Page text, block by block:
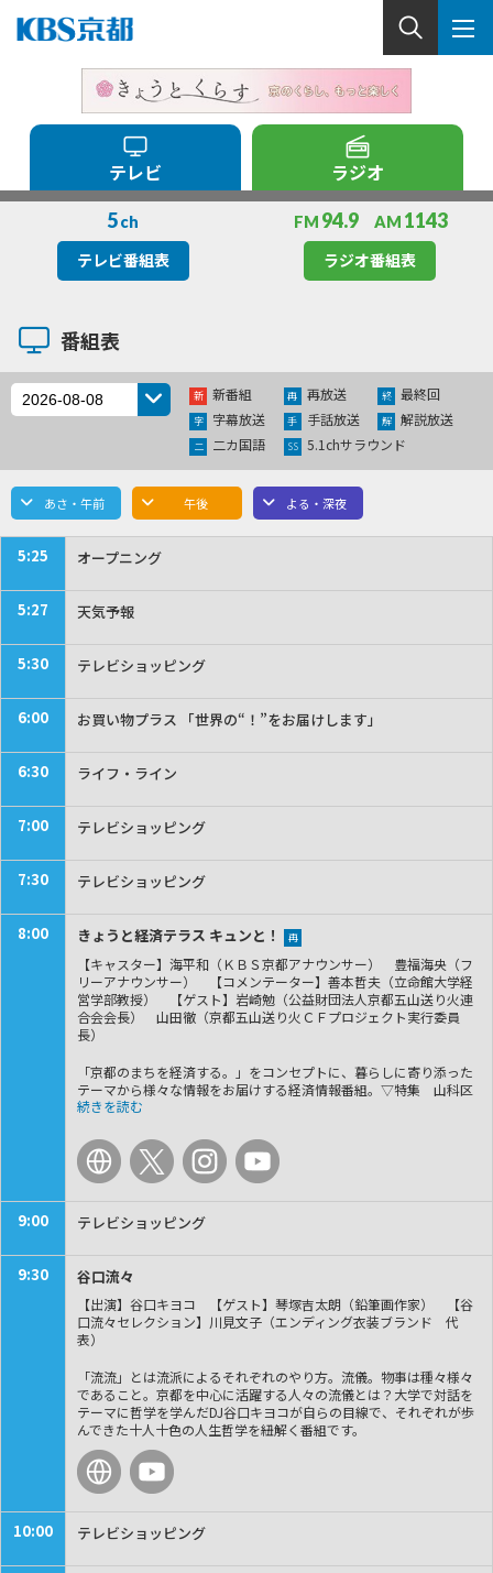
テレビ ラジオ
5 ch
テレビ番組表
FM 94.9 AM 1143
ラジオ番組表
番組表
新 新番組 再 再放送 終 最終回
字 字幕放送 手 手話放送 解 解説放送
二 二カ国語 SS 5.1chサラウンド
あさ・午前 午後 よる・深夜
5:25 オープニング
5:27 天気予報
5:30 テレビショッピング
6:00 お買い物プラス 「世界の“！”をお届けします」
6:30 ライフ・ライン
7:00 テレビショッピング
7:30 テレビショッピング
8:00 きょうと経済テラス キュンと！ 再
【キャスター】海平和（ＫＢＳ京都アナウンサー） 豊福海央（フ
リーアナウンサー） 【コメンテーター】善本哲夫（立命館大学経
営学部教授） 【ゲスト】岩崎勉（公益財団法人京都五山送り火連
合会会長） 山田徹（京都五山送り火ＣＦプロジェクト実行委員
長）
「京都のまちを経済する。」をコンセプトに、暮らしに寄り添った
テーマから様々な情報をお届けする経済情報番組。▽特集 山科区
の超硬精密金型メーカー菅原精機がオープンファクトリーを開始
新薬へ。 ▽おでかけキュンと！ 朝８時からスパイスカレーとお
ばんざいが楽しめる新店 ▽京の風 「大切な人を想う、京の火を
未来へ」京都五山送り火クラウドファンディングプロジェクト
9:00 テレビショッピング
9:30 谷口流々
【出演】谷口キヨコ 【ゲスト】琴塚吉太朗（鉛筆画作家） 【谷
口流々セレクション】川見文子（エンディング衣装ブランド 代
表）
「流流」とは流派によるそれぞれのやり方。流儀。物事は種々様々
であること。京都を中心に活躍する人々の流儀とは？大学で対話を
テーマに哲学を学んだDJ谷口キヨコが自らの目線で、それぞれが歩
んできた十人十色の人生哲学を紐解く番組です。
10:00 テレビショッピング